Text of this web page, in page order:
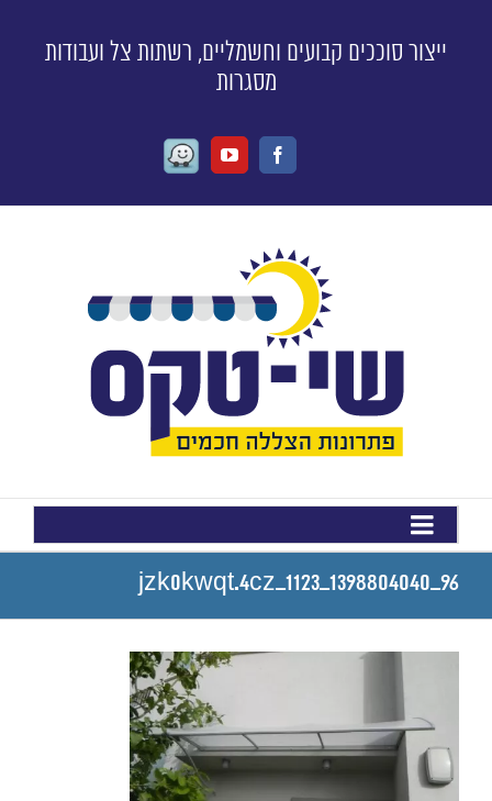
ייצור סוככים קבועים וחשמליים, רשתות צל ועבודות
מסגרות
Facebook
Youtube
Waze
jzk0kwqt.4cz_1123_1398804040_96